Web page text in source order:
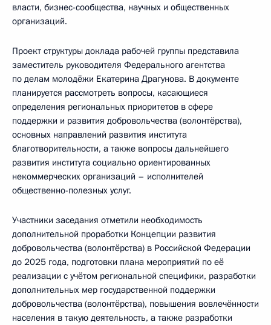
власти, бизнес-сообщества, научных и общественных
организаций.
Проект структуры доклада рабочей группы представила
заместитель руководителя Федерального агентства
по делам молодёжи Екатерина Драгунова. В документе
планируется рассмотреть вопросы, касающиеся
определения региональных приоритетов в сфере
поддержки и развития добровольчества (волонтёрства),
основных направлений развития института
благотворительности, а также вопросы дальнейшего
развития института социально ориентированных
некоммерческих организаций – исполнителей
общественно-полезных услуг.
Участники заседания отметили необходимость
дополнительной проработки Концепции развития
добровольчества (волонтёрства) в Российской Федерации
до 2025 года, подготовки плана мероприятий по её
реализации с учётом региональной специфики, разработки
дополнительных мер государственной поддержки
добровольчества (волонтёрства), повышения вовлечённости
населения в такую деятельность, а также разработки